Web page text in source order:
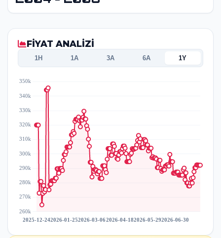
FİYAT ANALİZİ
1H 1A 3A 6A 1Y